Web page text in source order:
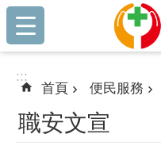
跳到主要內容區塊
:::
:::
首頁 便民服務
職安文宣